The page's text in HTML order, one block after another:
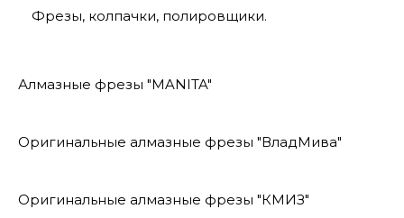
Фрезы, колпачки, полировщики.
Алмазные фрезы "MANITA"
Оригинальные алмазные фрезы "ВладМива"
Оригинальные алмазные фрезы "КМИЗ"